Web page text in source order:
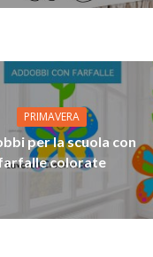
PRIMAVERA
per la scuola con
colorate